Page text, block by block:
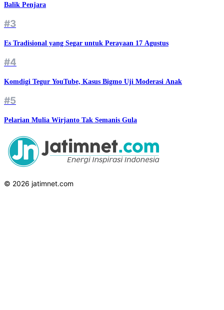
Balik Penjara
#3
Es Tradisional yang Segar untuk Perayaan 17 Agustus
#4
Komdigi Tegur YouTube, Kasus Bigmo Uji Moderasi Anak
#5
Pelarian Mulia Wirjanto Tak Semanis Gula
© 2026 jatimnet.com